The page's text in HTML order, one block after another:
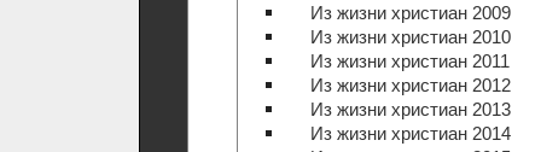
Из жизни христиан 2009
Из жизни христиан 2010
Из жизни христиан 2011
Из жизни христиан 2012
Из жизни христиан 2013
Из жизни христиан 2014